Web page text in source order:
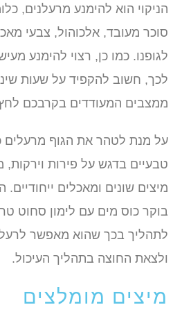
הניקוי הוא להימנע מרעלנים,
סוכר מעובד, אלכוהול, צבעי
לגופנו. כמו כן, רצוי להימנע
לכך, חשוב להקפיד על שעות
ממצבים המעודדים בקרבכם
על מנת לטהר את הגוף מרעלים
טבעיים בדגש על פירות וירקות,
מיצים שונים ומאכלים
בוקר כוס מים עם לימון סחוט
לתהליך בכך שהוא מאפשר
ולצאת החוצה בתהליך העיכול.
מיצים מומלצים